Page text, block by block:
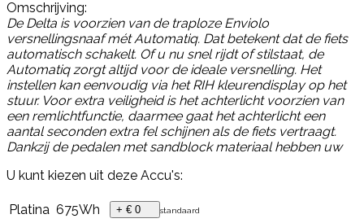
Omschrijving:
De Delta is voorzien van de traploze Enviolo
versnellingsnaaf mét Automatiq. Dat betekent dat de fiets
automatisch schakelt. Of u nu snel rijdt of stilstaat, de
Automatiq zorgt altijd voor de ideale versnelling. Het
instellen kan eenvoudig via het RIH kleurendisplay op het
stuur. Voor extra veiligheid is het achterlicht voorzien van
een remlichtfunctie, daarmee gaat het achterlicht een
aantal seconden extra fel schijnen als de fiets vertraagt.
Dankzij de pedalen met sandblock materiaal hebben uw
U kunt kiezen uit deze Accu's:
Platina 675Wh + € 0 standaard